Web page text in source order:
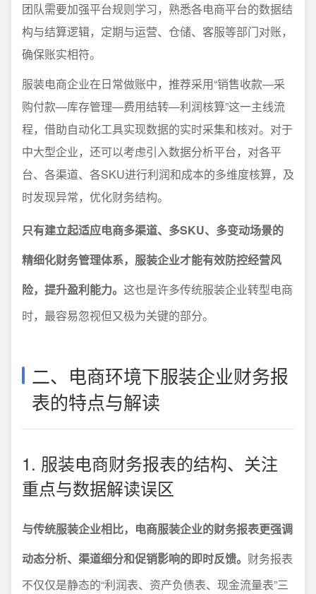
团队需要加强平台规则学习，熟悉各电商平台的数据结
构与结算逻辑，定期与运营、仓储、客服等部门对账，
确保账实相符。
服装电商企业在日常做账中，推荐采用“销售收款—采
购付款—库存管理—费用结转—利润核算”这一主线流
程，借助自动化工具实现数据的实时采集和核对。对于
中大型企业，还可以考虑引入数据分析平台，对各平
台、各渠道、各SKU进行利润和成本的多维度核算，及
时发现异常，优化财务结构。
只有建立起适应电商多渠道、多SKU、多变动场景的
精细化财务管理体系，服装企业才能有效防控经营风
险，提升盈利能力。 这也是许多传统服装企业转型电商
时，最容易忽视但又极为关键的部分。
二、电商环境下服装企业财务报
表的特点与解读
1. 服装电商财务报表的结构、关注
重点与数据解读误区
与传统服装企业相比，电商服装企业的财务报表更强调
动态分析、渠道细分和促销影响的即时反馈。 财务报表
不仅仅是静态的“利润表、资产负债表、现金流量表”三